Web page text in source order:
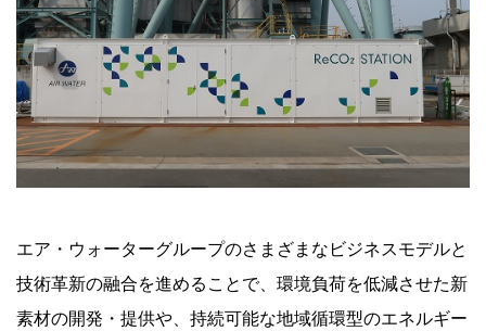
エア・ウォーターグループのさまざまなビジネスモデルと
技術革新の融合を進めることで、環境負荷を低減させた新
素材の開発・提供や、持続可能な地域循環型のエネルギー